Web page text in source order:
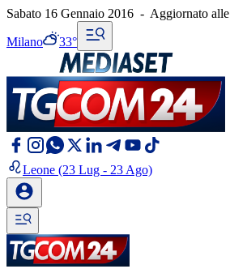
Sabato 16 Gennaio 2016 - Aggiornato alle
Milano 33°
Leone (23 Lug - 23 Ago)